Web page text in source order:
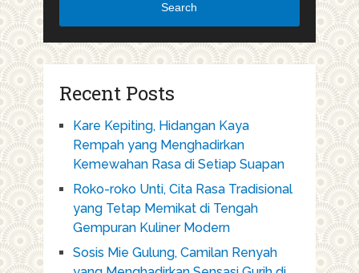
Search
Recent Posts
Kare Kepiting, Hidangan Kaya
Rempah yang Menghadirkan
Kemewahan Rasa di Setiap Suapan
Roko-roko Unti, Cita Rasa Tradisional
yang Tetap Memikat di Tengah
Gempuran Kuliner Modern
Sosis Mie Gulung, Camilan Renyah